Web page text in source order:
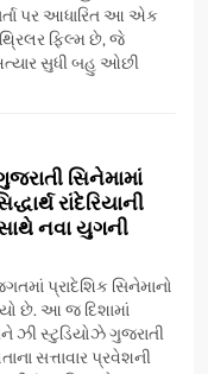
પર આધારિત આ એક
ફિલ્મ છે, જે
સુધી બહુ ઓછી
સિનેમામાં
રાંદેરિયાની
નવા યુગની
પ્રાદેશિક સિનેમાનો
છે. આ જ દિશામાં
ઝી સ્ટુડિયોઝે ગુજરાતી
સત્તાવાર પ્રવેશની
(આર્ક ઇવેન્ટ્સ)
જન્મજયંતિ
શ્રદ્ધાંજલિ
લાખ દર્શકો: